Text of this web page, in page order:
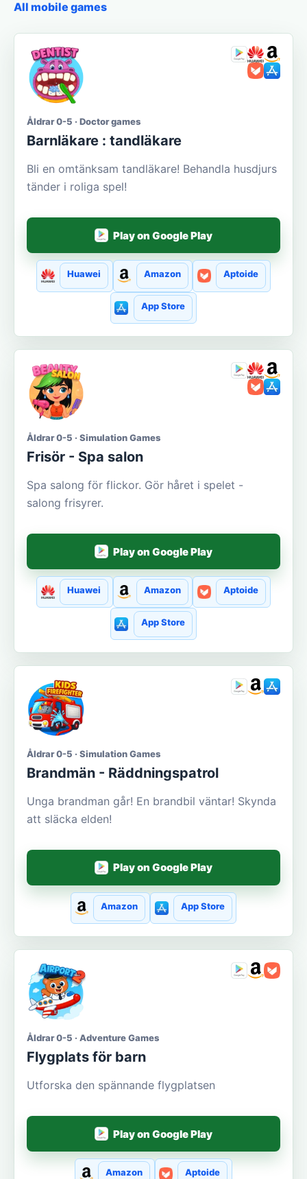
All mobile games
Åldrar 0-5 · Doctor games
Barnläkare : tandläkare
Bli en omtänksam tandläkare! Behandla husdjurs
tänder i roliga spel!
Play on Google Play
Huawei Amazon Aptoide
App Store
Åldrar 0-5 · Simulation Games
Frisör - Spa salon
Spa salong för flickor. Gör håret i spelet -
salong frisyrer.
Play on Google Play
Huawei Amazon Aptoide
App Store
Åldrar 0-5 · Simulation Games
Brandmän - Räddningspatrol
Unga brandman går! En brandbil väntar! Skynda
att släcka elden!
Play on Google Play
Amazon App Store
Åldrar 0-5 · Adventure Games
Flygplats för barn
Utforska den spännande flygplatsen
Play on Google Play
Amazon Aptoide